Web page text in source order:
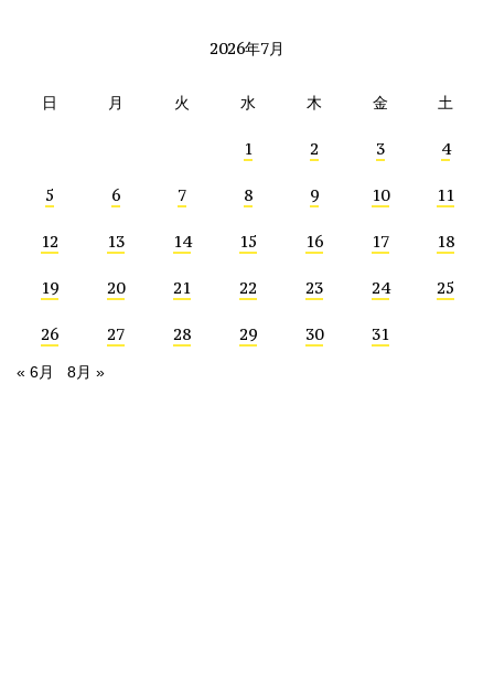
2026年7月
日 月 火 水 木 金 土
1 2 3 4
5 6 7 8 9 10 11
12 13 14 15 16 17 18
19 20 21 22 23 24 25
26 27 28 29 30 31
« 6月 8月 »